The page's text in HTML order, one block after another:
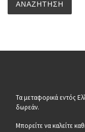
ΑΝΑΖΉΤΗΣΗ
Τα μεταφορικά εντός
δωρεάν.
Μπορείτε να καλείτε